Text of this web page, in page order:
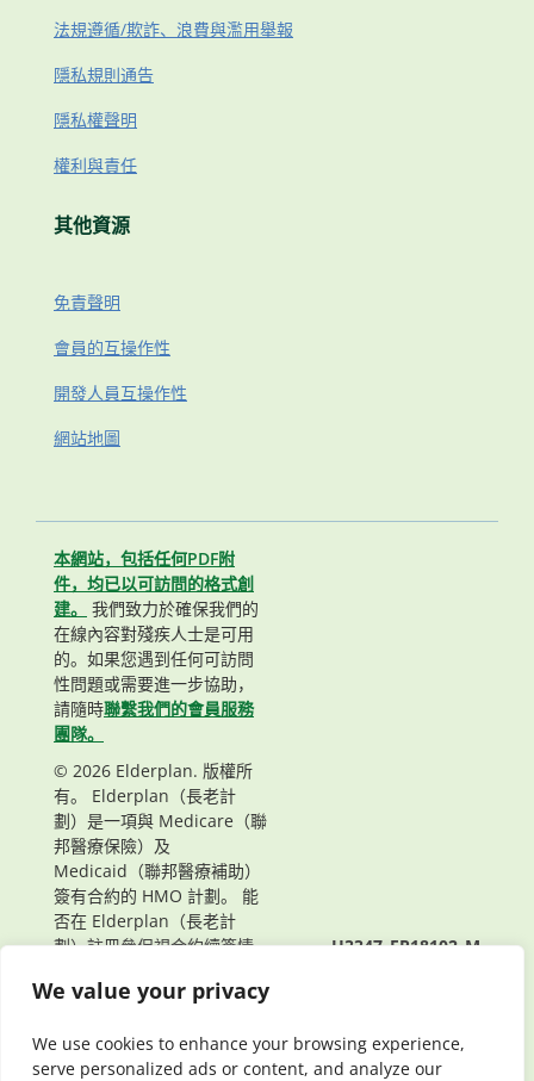
We value your privacy
We use cookies to enhance your browsing experience,
serve personalized ads or content, and analyze our
法規遵循/欺詐、浪費與濫用舉報
隱私規則通告
隱私權聲明
權利與責任
其他資源
免責聲明
會員的互操作性
開發人員互操作性
網站地圖
本網站，包括任何PDF附
件，均已以可訪問的格式創
建。
我們致力於確保我們的
在線內容對殘疾人士是可用
的。如果您遇到任何可訪問
性問題或需要進一步協助，
請隨時聯繫我們的會員服務
團隊。
© 2026 Elderplan. 版權所
有。 Elderplan（長老計
劃）是一項與 Medicare（聯
邦醫療保險）及
Medicaid（聯邦醫療補助）
簽有合約的 HMO 計劃。 能
否在 Elderplan（長老計
劃）註冊參保視合約續簽情
H3347_EP18102_M